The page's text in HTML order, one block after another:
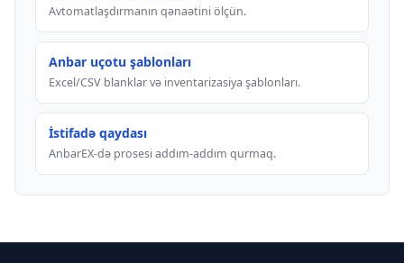
Avtomatlaşdırmanın qənaətini ölçün.
Anbar uçotu şablonları
Excel/CSV blanklar və inventarizasiya şablonları.
İstifadə qaydası
AnbarEX-də prosesi addım-addım qurmaq.